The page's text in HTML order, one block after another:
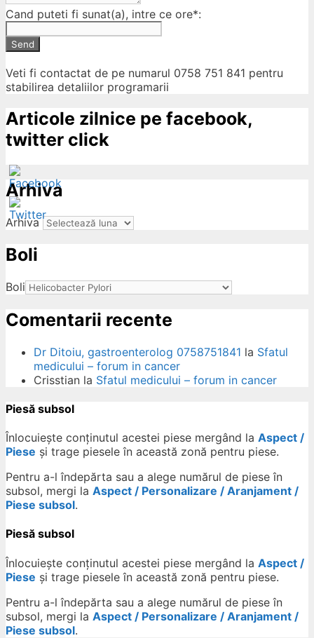
Cand puteti fi sunat(a), intre ce ore*:
Send
Veti fi contactat de pe numarul 0758 751 841 pentru
stabilirea detaliilor programarii
Articole zilnice pe facebook,
twitter click
Arhiva
Arhiva
Boli
Boli
Comentarii recente
Dr Ditoiu, gastroenterolog 0758751841 la Sfatul
medicului – forum in cancer
Crisstian la Sfatul medicului – forum in cancer
Piesă subsol
Înlocuiește conținutul acestei piese mergând la Aspect /
Piese și trage piesele în această zonă pentru piese.
Pentru a-l îndepărta sau a alege numărul de piese în
subsol, mergi la Aspect / Personalizare / Aranjament /
Piese subsol.
Piesă subsol
Înlocuiește conținutul acestei piese mergând la Aspect /
Piese și trage piesele în această zonă pentru piese.
Pentru a-l îndepărta sau a alege numărul de piese în
subsol, mergi la Aspect / Personalizare / Aranjament /
Piese subsol.